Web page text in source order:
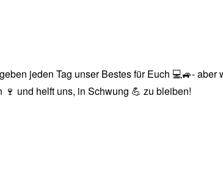
jeden Tag unser Bestes für Euch 💻🚙-
und helft uns, in Schwung 💪 zu bleiben!